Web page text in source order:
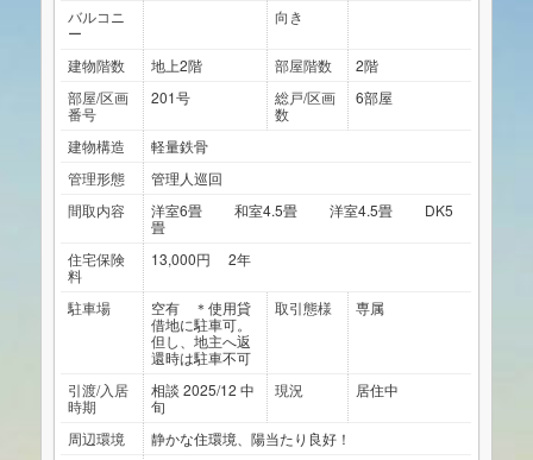
バルコニ
ー
向き
建物階数 地上2階 部屋階数
2階
部屋/区画
番号
201号
総戸/区画
数
6部屋
建物構造
軽量鉄骨
管理形態
管理人巡回
間取内容
洋室6畳 和室4.5畳 洋室4.5畳 DK5
畳
住宅保険
料
13,000円 2年
駐車場
空有 ＊使用貸
借地に駐車可。
但し、地主へ返
還時は駐車不可
取引態様 専属
引渡/入居
時期
相談 2025/12 中
旬
現況 居住中
周辺環境 静かな住環境、陽当たり良好！